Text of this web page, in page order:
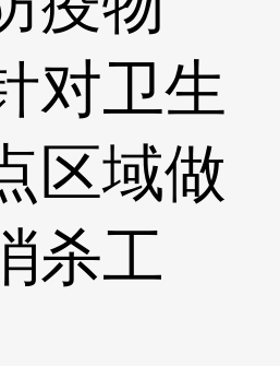
对卫生
区域做
杀工